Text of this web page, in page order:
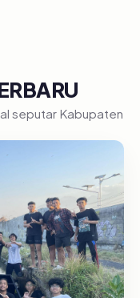
seputar Kabupaten